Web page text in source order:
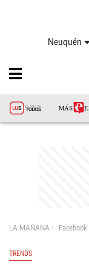
Neuquén
LA MAÑANA Facebook
TRENDS